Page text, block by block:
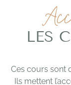
LES
Ces cours sont
Ils mettent